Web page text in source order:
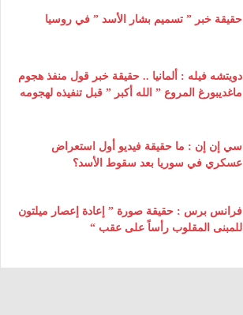
حقيقة خبر ” تسميم بشار الأسد ” في روسيا
دويتشه فيله : ألمانيا .. حقيقة خبر قول منفذ هجوم
ماغديبورغ المروع ” الله أكبر ” قبل تنفيذه لهجومه
سي إن إن : ما حقيقة فيديو أول استعراض
عسكري في سوريا بعد سقوط الأسد؟
فرانس برس : حقيقة صورة ” إعادة إعصار ميلتون
للمبنى المقلوب رأساً على عقب “